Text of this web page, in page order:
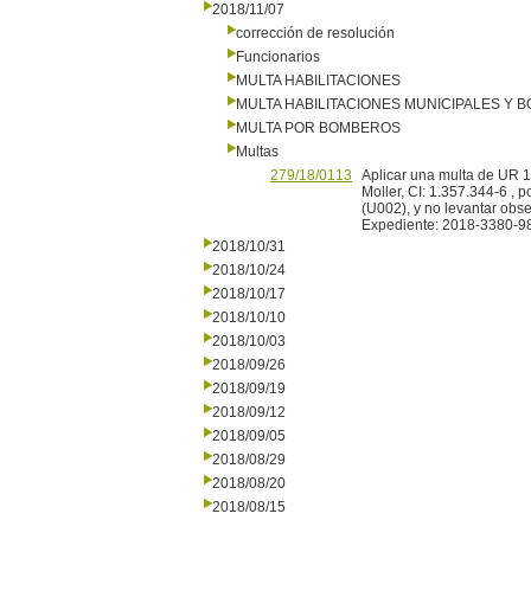
2018/11/07
corrección de resolución
Funcionarios
MULTA HABILITACIONES
MULTA HABILITACIONES MUNICIPALES Y
MULTA POR BOMBEROS
Multas
279/18/0113
Aplicar una multa de UR
Moller, CI: 1.357.344-6 ,
(U002), y no levantar
Expediente: 2018-3380-
2018/10/31
2018/10/24
2018/10/17
2018/10/10
2018/10/03
2018/09/26
2018/09/19
2018/09/12
2018/09/05
2018/08/29
2018/08/20
2018/08/15